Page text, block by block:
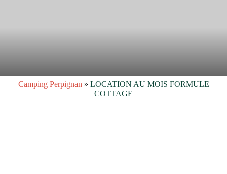
Camping Perpignan » LOCATION AU MOIS FORMULE
COTTAGE